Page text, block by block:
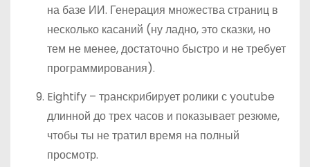
на базе ИИ. Генерация множества страниц в
несколько касаний (ну ладно, это сказки, но
тем не менее, достаточно быстро и не требует
программирования).
Eightify – транскрибирует ролики с youtube
длинной до трех часов и показывает резюме,
чтобы ты не тратил время на полный
просмотр.